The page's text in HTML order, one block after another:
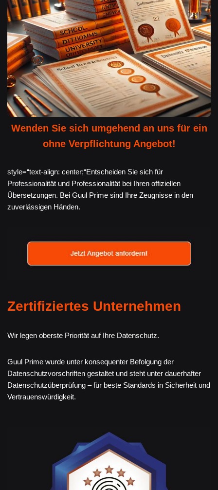
Wenden Sie sich umgehend an uns für ein
ohne Verpflichtung Angebot!
style=“text-align: center;“Entscheiden Sie sich für
Professionalität und Professionalität bei Ihren offiziellen
Übersetzungen. Bei Guul Prime sind Ihre Zeugnisse in den
zuverlässigen Händen.
Zertifiziertes Unternehmen
Wir legen oberste Priorität auf Ihre Datenschutz.
Guul Prime wurde unter konsequenter Befolgung der
Datenschutzvorschriften gestaltet und steht unter dauerhafter
Datenschutzüberprüfung – für beste Standards in Sicherheit und
Vertrauenswürdigkeit.